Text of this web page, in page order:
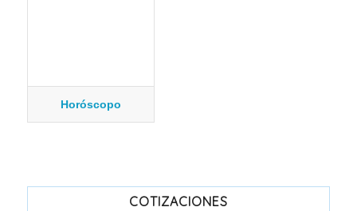
Horóscopo
COTIZACIONES